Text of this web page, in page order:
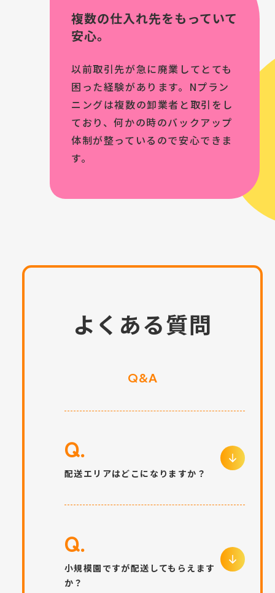
複数の仕入れ先をもっていて
安心。
以前取引先が急に廃業してとても
困った経験があります。Nプラン
ニングは複数の卸業者と取引をし
ており、何かの時のバックアップ
体制が整っているので安心できま
す。
よくある質問
Q&A
Q.
配送エリアはどこになりますか？
Q.
小規模園ですが配送してもらえます
か？